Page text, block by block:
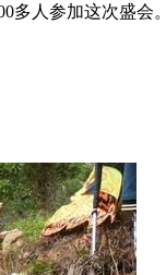
多人参加这次盛会